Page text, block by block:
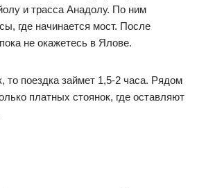
и трасса Анадолу. По ним
где начинается мост. После
не окажетесь в Ялове.
то поездка займет 1,5-2 часа. Рядом
платных стоянок, где оставляют